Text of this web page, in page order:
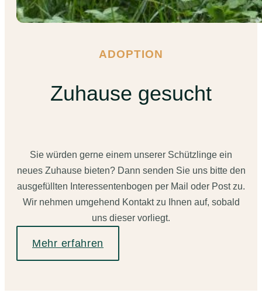
ADOPTION
Zuhause gesucht
Sie würden gerne einem unserer Schützlinge ein
neues Zuhause bieten? Dann senden Sie uns bitte den
ausgefüllten Interessentenbogen per Mail oder Post zu.
Wir nehmen umgehend Kontakt zu Ihnen auf, sobald
uns dieser vorliegt.
Mehr erfahren